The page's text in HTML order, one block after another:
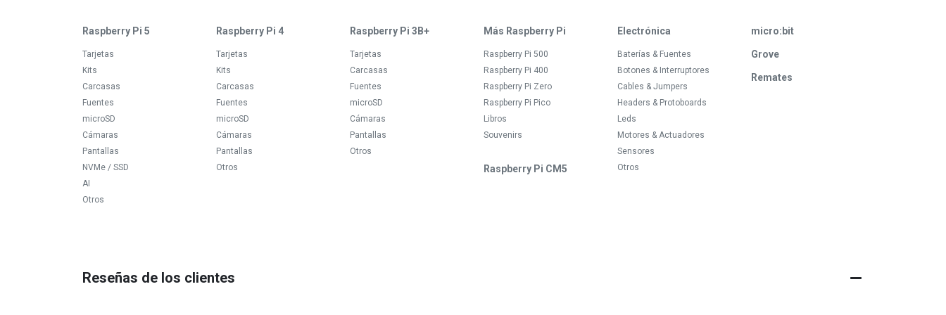
Raspberry Pi 5
Tarjetas
Kits
Carcasas
Fuentes
microSD
Cámaras
Pantallas
NVMe / SSD
AI
Otros
Raspberry Pi 4
Tarjetas
Kits
Carcasas
Fuentes
microSD
Cámaras
Pantallas
Otros
Raspberry Pi 3B+
Tarjetas
Carcasas
Fuentes
microSD
Cámaras
Pantallas
Otros
Más Raspberry Pi
Raspberry Pi 500
Raspberry Pi 400
Raspberry Pi Zero
Raspberry Pi Pico
Libros
Souvenirs
Raspberry Pi CM5
Electrónica
Baterías & Fuentes
Botones & Interruptores
Cables & Jumpers
Headers & Protoboards
Leds
Motores & Actuadores
Sensores
Otros
micro:bit
Grove
Remates
Reseñas de los clientes